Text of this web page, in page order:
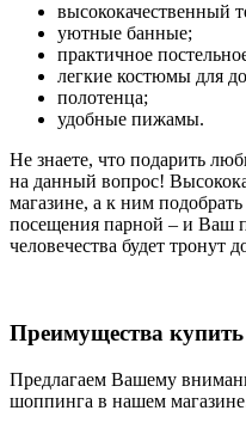
высококачественный
уютные банные;
практичное
легкие костюмы для
полотенца;
удобные пижамы.
Не знаете, что подарить
на данный вопрос!
магазине, а к ним
посещения парной – и Ваш
человечества будет тронут
Преимущества купить
Предлагаем Вашему
шоппинга в нашем